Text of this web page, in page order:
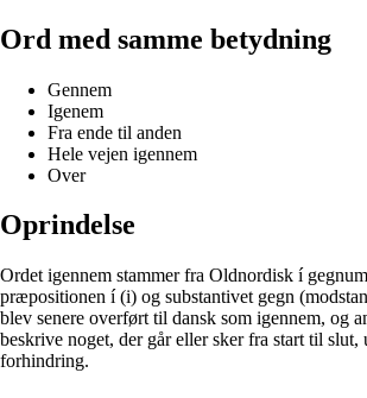
Ord med samme betydning
Gennem
Igenem
Fra ende til anden
Hele vejen igennem
Over
Oprindelse
Ordet igennem stammer fra Oldnordisk í
præpositionen í (i) og substantivet gegn
blev senere overført til dansk som igennem, og
beskrive noget, der går eller sker fra start til slut,
forhindring.